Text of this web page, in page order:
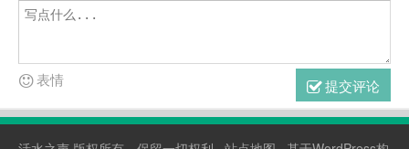
提交评论
表情